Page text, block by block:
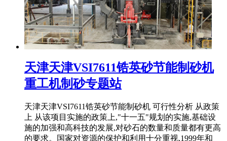
天津天津VSI7611锆英砂节能制砂机
重工机制砂专题站
天津天津VSI7611锆英砂节能制砂机 可行性分析 从政策
上 从该项目实施的政策上,"十一五"规划的实施,基础设
施的加强和高科技的发展,对砂石的数量和质量都有更高
的要求。国家对资源的保护和利用十分重视,1999年和